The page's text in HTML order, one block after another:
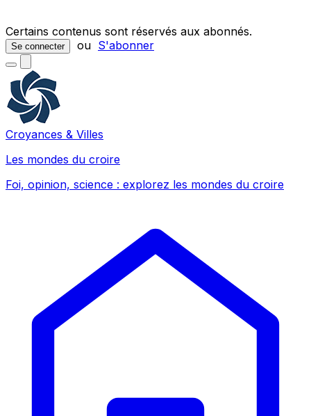
Certains contenus sont réservés aux abonnés.
Se connecter ou S'abonner
Croyances & Villes
Les mondes du croire
Foi, opinion, science : explorez les mondes du croire